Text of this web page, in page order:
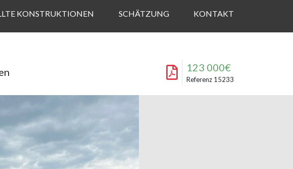
KONSTRUKTIONEN SCHÄTZUNG KONTAKT
123 000€
Referenz 15233